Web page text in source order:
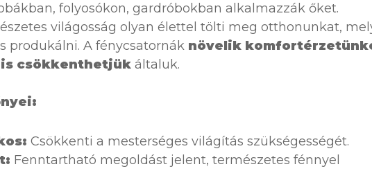
folyosókon, gardróbokban alkalmazzák őket.
világosság olyan élettel tölti meg otthonunkat,
produkálni. A fénycsatornák növelik
csökkenthetjük általuk.
Csökkenti a mesterséges világítás szükségességét.
Fenntartható megoldást jelent, természetes fénnyel